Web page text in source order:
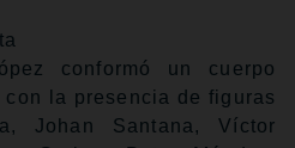
conformó un cuerpo
con la presencia de figuras
Johan Santana, Víctor